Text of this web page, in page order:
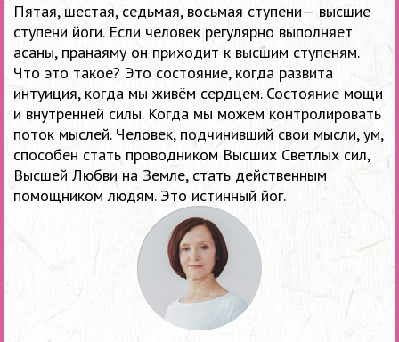
Пятая, шестая, седьмая, восьмая ступени— высшие
ступени йоги. Если человек регулярно выполняет
асаны, пранаяму он приходит к высшим ступеням.
Что это такое? Это состояние, когда развита
интуиция, когда мы живём сердцем. Состояние мощи
и внутренней силы. Когда мы можем контролировать
поток мыслей. Человек, подчинивший свои мысли, ум,
способен стать проводником Высших Светлых сил,
Высшей Любви на Земле, стать действенным
помощником людям. Это истинный йог.